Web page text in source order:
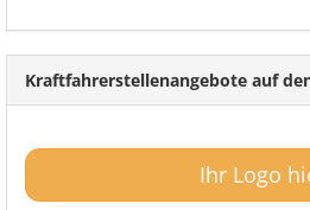
Kraftfahrerstellenangebote auf
Ihr Logo